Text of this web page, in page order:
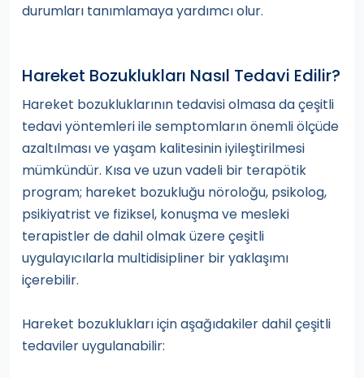
durumları tanımlamaya yardımcı olur.
Hareket Bozuklukları Nasıl Tedavi Edilir?
Hareket bozukluklarının tedavisi olmasa da çeşitli
tedavi yöntemleri ile semptomların önemli ölçüde
azaltılması ve yaşam kalitesinin iyileştirilmesi
mümkündür. Kısa ve uzun vadeli bir terapötik
program; hareket bozukluğu nöroloğu, psikolog,
psikiyatrist ve fiziksel, konuşma ve mesleki
terapistler de dahil olmak üzere çeşitli
uygulayıcılarla multidisipliner bir yaklaşımı
içerebilir.
Hareket bozuklukları için aşağıdakiler dahil çeşitli
tedaviler uygulanabilir: